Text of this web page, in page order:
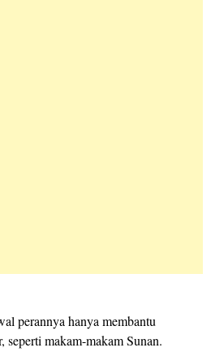
perannya hanya membantu
seperti makam-makam Sunan.